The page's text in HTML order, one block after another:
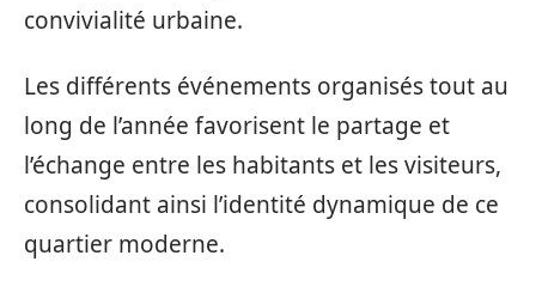
convivialité urbaine.
Les différents événements organisés tout au
long de l’année favorisent le partage et
l’échange entre les habitants et les visiteurs,
consolidant ainsi l’identité dynamique de ce
quartier moderne.